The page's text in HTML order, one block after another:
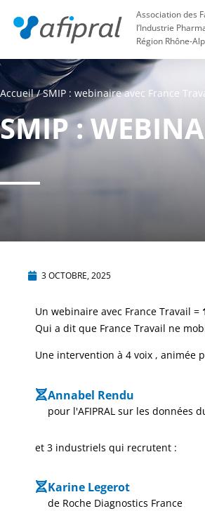
Association des
l’Industrie
Région Rhône-
Accueil/SMIP : webinaire avec France
SMIP :
3 OCTOBRE, 2025
Un webinaire avec France Travail =
Qui a dit que France Travail ne
Une intervention à 4 voix , animée
Annabel Rendu
pour l'AFIPRAL sur les données
et 3 industriels qui recrutent :
Karine Legerot
de Roche Diagnostics France